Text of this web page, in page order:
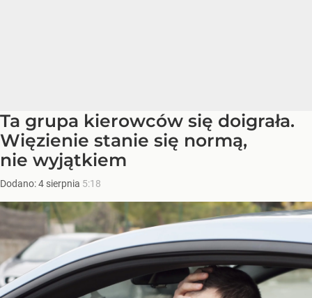
Ta grupa kierowców się doigrała.
Więzienie stanie się normą,
nie wyjątkiem
Dodano:4 sierpnia 5:18